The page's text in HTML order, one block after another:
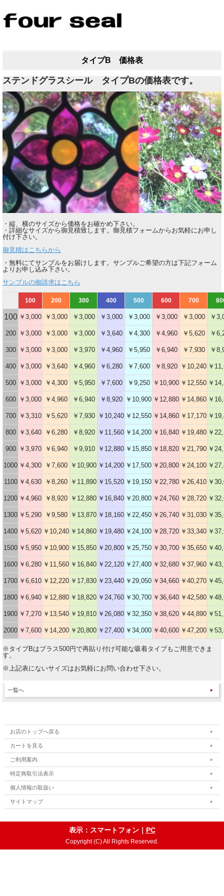
タイプB 価格表
ステンドグラスシール タイプBの価格表です。
・縦、横のサイズから価格をお確かめ下さい。
・詳細なサイズから御見積致します。御見積フォームからお気軽にお申し
付け下さい。
御見積はこちらから
・無料にてサンプルをお届けします。サンプルご希望の方は下記フォーム
よりお申し込み下さい。
サンプルの御請求はこちら
100 200 300 400 500 600 700
100 ￥3,000 ￥3,000 ￥3,000 ￥3,000 ￥3,000 ￥3,000 ￥3,000 ￥
200 ￥3,000 ￥3,000 ￥3,000 ￥3,640 ￥4,300 ￥4,960 ￥5,620 ￥
300 ￥3,000 ￥3,000 ￥3,970 ￥4,960 ￥5,950 ￥6,940 ￥7,930 ￥
400 ￥3,000 ￥3,640 ￥4,960 ￥6,280 ￥7,600 ￥8,920 ￥10,240 ￥
500 ￥3,000 ￥4,300 ￥5,950 ￥7,600 ￥9,250 ￥10,900 ￥12,550 ￥
600 ￥3,000 ￥4,960 ￥6,940 ￥8,920 ￥10,900 ￥12,880 ￥14,860 ￥
700 ￥3,310 ￥5,620 ￥7,930 ￥10,240 ￥12,550 ￥14,860 ￥17,170 ￥
800 ￥3,640 ￥6,280 ￥8,920 ￥11,560 ￥14,200 ￥16,840 ￥19,480 ￥
900 ￥3,970 ￥6,940 ￥9,910 ￥12,880 ￥15,850 ￥18,820 ￥21,790 ￥
1000 ￥4,300 ￥7,600 ￥10,900 ￥14,200 ￥17,500 ￥20,800 ￥24,100 ￥
1100 ￥4,630 ￥8,260 ￥11,890 ￥15,520 ￥19,150 ￥22,780 ￥26,410 ￥
1200 ￥4,960 ￥8,920 ￥12,880 ￥16,840 ￥20,800 ￥24,760 ￥28,720 ￥
1300 ￥5,290 ￥9,580 ￥13,870 ￥18,160 ￥22,450 ￥26,740 ￥31,030 ￥
1400 ￥5,620 ￥10,240 ￥14,860 ￥19,480 ￥24,100 ￥28,720 ￥33,340 ￥
1500 ￥5,950 ￥10,900 ￥15,850 ￥20,800 ￥25,750 ￥30,700 ￥35,650 ￥
1600 ￥6,280 ￥11,560 ￥16,840 ￥22,120 ￥27,400 ￥32,680 ￥37,960 ￥
1700 ￥6,610 ￥12,220 ￥17,830 ￥23,440 ￥29,050 ￥34,660 ￥40,270 ￥
1800 ￥6,940 ￥12,880 ￥18,820 ￥24,760 ￥30,700 ￥36,640 ￥42,580 ￥
1900 ￥7,270 ￥13,540 ￥19,810 ￥26,080 ￥32,350 ￥38,620 ￥44,890 ￥
2000 ￥7,600 ￥14,200 ￥20,800 ￥27,400 ￥34,000 ￥40,600 ￥47,200 ￥
※タイプBはプラス500円で再貼り付け可能な吸着タイプもご用意できま
す。
※上記表にないサイズはお気軽にお問い合わせ下さい。
一覧へ
お店のトップへ戻る
カートを見る
ご利用案内
特定商取引法表示
個人情報の取扱い
サイトマップ
表示：スマートフォン｜ PC
Copyright (C) All Rights Reserved.